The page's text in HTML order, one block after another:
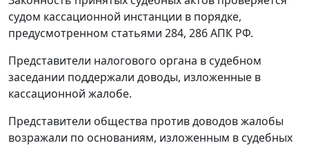
судом кассационной инстанции в порядке,
предусмотренном статьями 284, 286АПК РФ.
Представители налогового органа в судебном
заседании поддержали доводы, изложенные в
кассационной жалобе.
Представители общества против доводов жалобы
возражали по основаниям, изложенным в судебных